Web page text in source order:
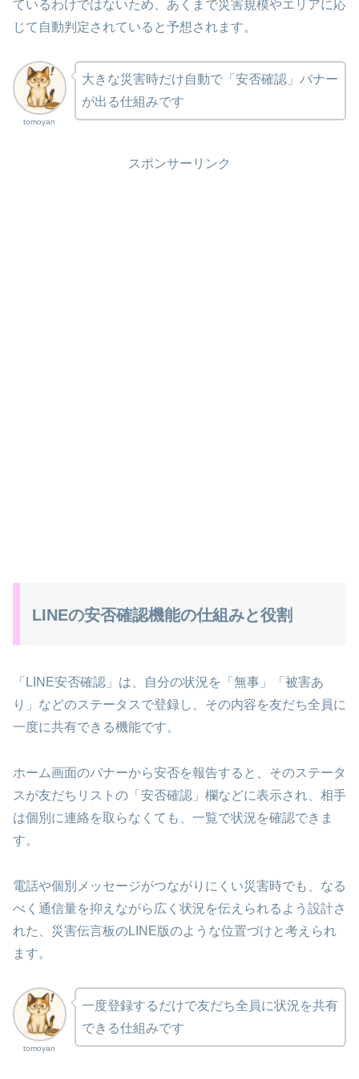
ているわけではないため、あくまで災害規模やエリアに応
じて自動判定されていると予想されます。
tomoyan
大きな災害時だけ自動で「安否確認」バナー
が出る仕組みです
スポンサーリンク
LINEの安否確認機能の仕組みと役割
「LINE安否確認」は、自分の状況を「無事」「被害あ
り」などのステータスで登録し、その内容を友だち全員に
一度に共有できる機能です。
ホーム画面のバナーから安否を報告すると、そのステータ
スが友だちリストの「安否確認」欄などに表示され、相手
は個別に連絡を取らなくても、一覧で状況を確認できま
す。
電話や個別メッセージがつながりにくい災害時でも、なる
べく通信量を抑えながら広く状況を伝えられるよう設計さ
れた、災害伝言板のLINE版のような位置づけと考えられ
ます。
tomoyan
一度登録するだけで友だち全員に状況を共有
できる仕組みです